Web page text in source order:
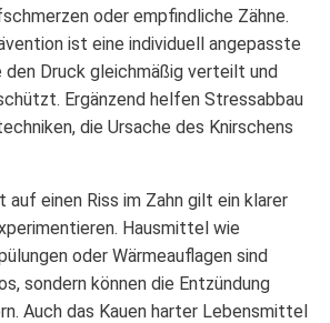
oder empfindliche Zähne.
ist eine individuell angepasste
den Druck gleichmäßig verteilt und
Ergänzend helfen Stressabbau
die Ursache des Knirschens
auf einen Riss im Zahn gilt ein klarer
Hausmittel wie
oder Wärmeauflagen sind
sondern können die Entzündung
Auch das Kauen harter Lebensmittel